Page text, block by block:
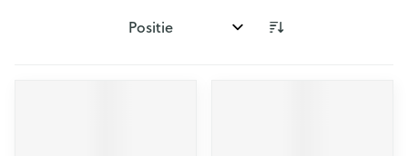
Sorteer op: